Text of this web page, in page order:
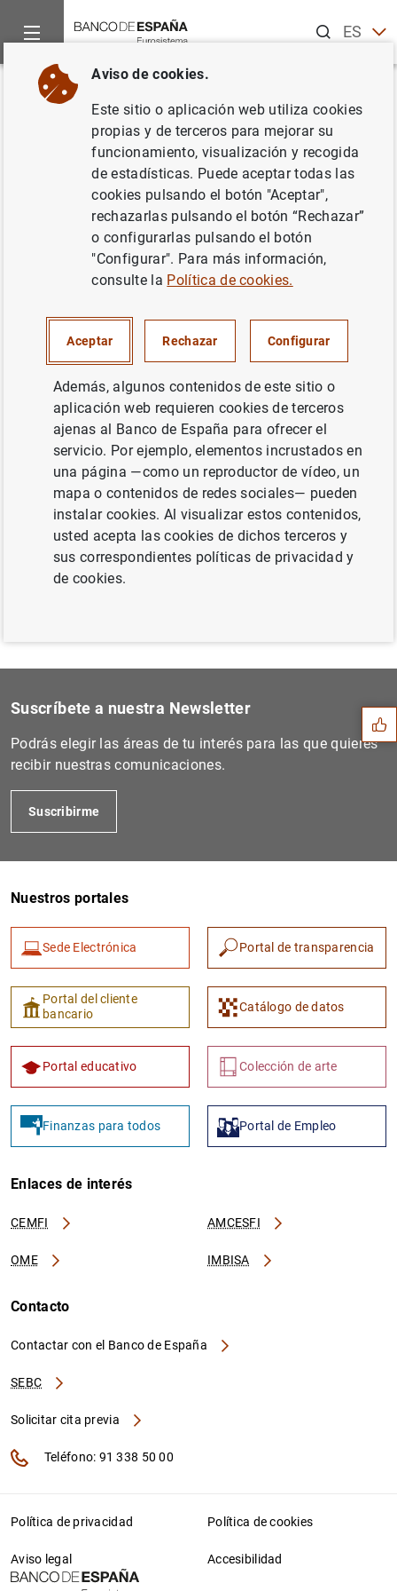
ESEN
Inicio Noticias y eventos
Volver
Artículo del gobernador en
Expansión. "Normalizar la
política monetaria del BCE"
Artículo del gobernador en Expansión.
"Normalizar la política monetaria del BCE"
(145KB)
Anterior
Entrevista al gobernador en...
Siguiente
Artículo del gobernador en...
Sugerencias
1 2
Suscríbete a nuestra Newsletter
Podrás elegir las áreas de tu interés para las que quieres
recibir nuestras comunicaciones.
Suscribirme
Nuestros portales
Sede Electrónica Portal de transparencia
Portal del cliente
bancario
Catálogo de datos
Portal educativo Colección de arte
Finanzas para todos Portal de Empleo
Enlaces de interés
CEMFI AMCESFI
OME IMBISA
Contacto
Contactar con el Banco de España
SEBC
Solicitar cita previa
Teléfono: 91 338 50 00
Política de privacidad Política de cookies
Aviso legal Accesibilidad
Aviso de cookies.
Este sitio o aplicación web utiliza cookies
propias y de terceros para mejorar su
funcionamiento, visualización y recogida
de estadísticas. Puede aceptar todas las
cookies pulsando el botón "Aceptar",
rechazarlas pulsando el botón “Rechazar”
o configurarlas pulsando el botón
"Configurar". Para más información,
consulte la Política de cookies.
Aceptar Rechazar Configurar
Además, algunos contenidos de este sitio o
aplicación web requieren cookies de terceros
ajenas al Banco de España para ofrecer el
servicio. Por ejemplo, elementos incrustados en
una página —como un reproductor de vídeo, un
mapa o contenidos de redes sociales— pueden
instalar cookies. Al visualizar estos contenidos,
usted acepta las cookies de dichos terceros y
sus correspondientes políticas de privacidad y
de cookies.